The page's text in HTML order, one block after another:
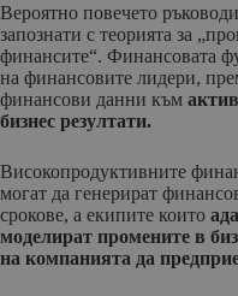
Вероятно повечето
запознати с теорията за
финансите“. Финансовата
на финансовите лидери,
финансови данни към
бизнес резултати.
Високопродуктивните
могат да генерират
срокове, а екипите които
моделират промените в
на компанията да